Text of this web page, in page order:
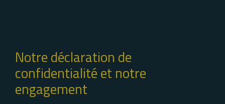
Notre déclaration de
confidentialité et notre
engagement